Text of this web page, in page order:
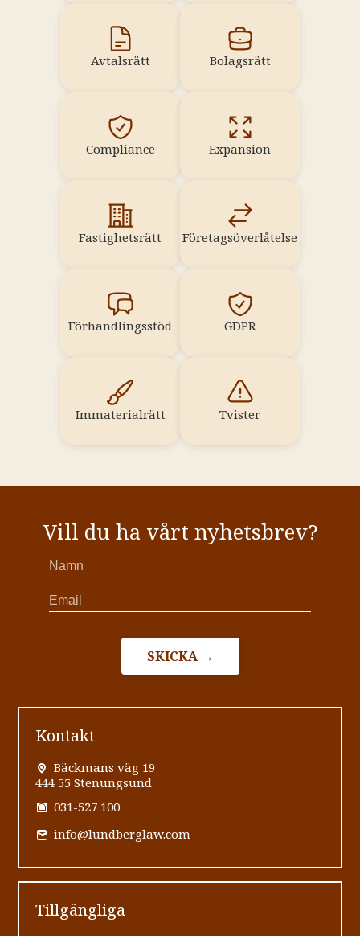
Avtalsrätt Bolagsrätt
Compliance Expansion
Fastighetsrätt Företagsöverlåtelse
Förhandlingsstöd GDPR
Immaterialrätt Tvister
Vill du ha vårt nyhetsbrev?
SKICKA →
Kontakt
Bäckmans väg 19
444 55 Stenungsund
031-527 100
info@lundberglaw.com
Tillgängliga